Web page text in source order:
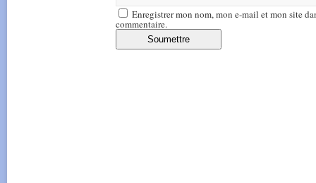
Enregistrer mon nom, mon e-mail et mon site
commentaire.